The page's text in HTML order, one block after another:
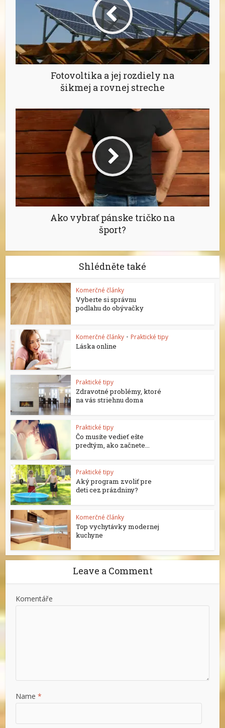
Fotovoltika a jej rozdiely na
šikmej a rovnej streche
Ako vybrať pánske tričko na
šport?
Shlédněte také
Komerčné články
Vyberte si správnu
podlahu do obývačky
Komerčné články • Praktické tipy
Láska online
Praktické tipy
Zdravotné problémy, ktoré
na vás striehnu doma
Praktické tipy
Čo musíte vedieť ešte
predtým, ako začnete...
Praktické tipy
Aký program zvoliť pre
deti cez prázdniny?
Komerčné články
Top vychytávky modernej
kuchyne
Leave a Comment
Komentáře
Name *